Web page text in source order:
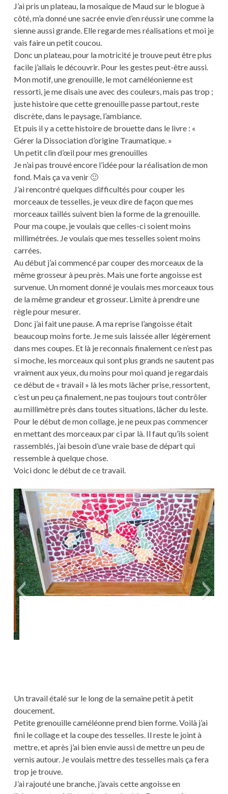
J’ai pris un plateau, la mosaïque de Maud sur le blogue à
côté, m’a donné une sacrée envie d’en réussir une comme la
sienne aussi grande. Elle regarde mes réalisations et moi je
vais faire un petit coucou.
Donc un plateau, pour la motricité je trouve peut être plus
facile j’allais le découvrir. Pour les gestes peut-être aussi.
Mon motif, une grenouille, le mot caméléonienne est
ressorti, je me disais une avec des couleurs, mais pas trop ;
juste histoire que cette grenouille passe partout, reste
discrète, dans le paysage, l’ambiance.
Et puis il y a cette histoire de brouette dans le livre : «
Gérer la Dissociation d’origine Traumatique. »
Un petit clin d’œil pour mes grenouilles
Je n’ai pas trouvé encore l’idée pour la réalisation de mon
fond. Mais ça va venir 🙂
J’ai rencontré quelques difficultés pour couper les
morceaux de tesselles, je veux dire de façon que mes
morceaux taillés suivent bien la forme de la grenouille.
Pour ma coupe, je voulais que celles-ci soient moins
millimétrées. Je voulais que mes tesselles soient moins
carrées.
Au début j’ai commencé par couper des morceaux de la
même grosseur à peu près. Mais une forte angoisse est
survenue. Un moment donné je voulais mes morceaux tous
de la même grandeur et grosseur. Limite à prendre une
règle pour mesurer.
Donc j’ai fait une pause. A ma reprise l’angoisse était
beaucoup moins forte. Je me suis laissée aller légèrement
dans mes coupes. Et là je reconnais finalement ce n’est pas
si moche, les morceaux qui sont plus grands ne sautent pas
vraiment aux yeux, du moins pour moi quand je regardais
ce début de « travail » là les mots lâcher prise, ressortent,
c’est un peu ça finalement, ne pas toujours tout contrôler
au millimètre près dans toutes situations, lâcher du leste.
Pour le début de mon collage, je ne peux pas commencer
en mettant des morceaux par ci par là. Il faut qu’ils soient
rassemblés, j’ai besoin d’une vraie base de départ qui
ressemble à quelque chose.
Voici donc le début de ce travail.
Un travail étalé sur le long de la semaine petit à petit
doucement.
Petite grenouille caméléonne prend bien forme. Voilà j’ai
fini le collage et la coupe des tesselles. Il reste le joint à
mettre, et après j’ai bien envie aussi de mettre un peu de
vernis autour. Je voulais mettre des tesselles mais ça fera
trop je trouve.
J’ai rajouté une branche, j’avais cette angoisse en